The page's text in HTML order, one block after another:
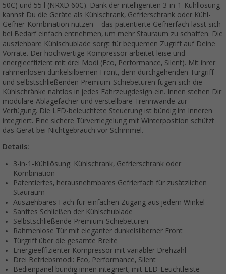
50C) und 55 l (NRXD 60C). Dank der intelligenten 3-in-1-Kühllösung
kannst Du die Geräte als Kühlschrank, Gefrierschrank oder Kühl-
Gefrier-Kombination nutzen – das patentierte Gefrierfach lässt sich
bei Bedarf einfach entnehmen, um mehr Stauraum zu schaffen. Die
ausziehbare Kühlschublade sorgt für bequemen Zugriff auf Deine
Vorräte. Der hochwertige Kompressor arbeitet leise und
energieeffizient mit drei Modi (Eco, Performance, Silent). Mit ihrer
rahmenlosen dunkelsilbernen Front, dem durchgehenden Türgriff
und selbstschließenden Premium-Schiebetüren fügen sich die
Kühlschränke nahtlos in jedes Fahrzeugdesign ein. Innen stehen Dir
modulare Ablagefächer und verstellbare Trennwände zur
Verfügung. Die LED-beleuchtete Steuerung ist bündig im Inneren
integriert. Eine sichere Türverriegelung mit Winterposition schützt
das Gerät bei Nichtgebrauch vor Schimmel.
Details:
3-in-1-Kühllösung: Kühlschrank, Gefrierschrank oder
Kombination
Patentiertes, herausnehmbares Gefrierfach für zusätzlichen
Stauraum
Ausziehbares Fach für einfachen Zugang aus jedem Winkel
Sanftes Schließen der Kühlschublade
Selbstschließende Premium-Schiebetüren
Rahmenlose Tür mit eleganter dunkelsilberner Front
Türgriff über die gesamte Breite
Energieeffizienter Kompressor mit variabler Drehzahl
Drei Betriebsmodi: Eco, Performance, Silent
Bedienpanel bündig innen integriert, mit LED-Leuchtleiste